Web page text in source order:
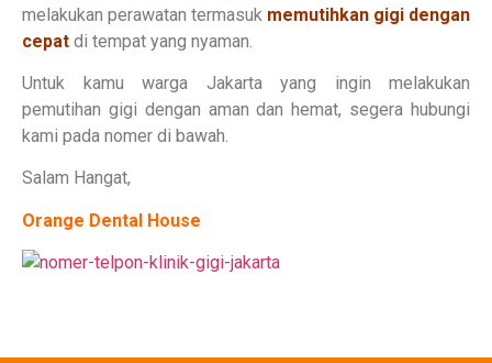
melakukan perawatan termasuk memutihkan gigi dengan
cepat di tempat yang nyaman.
Untuk kamu warga Jakarta yang ingin melakukan
pemutihan gigi dengan aman dan hemat, segera hubungi
kami pada nomer di bawah.
Salam Hangat,
Orange Dental House